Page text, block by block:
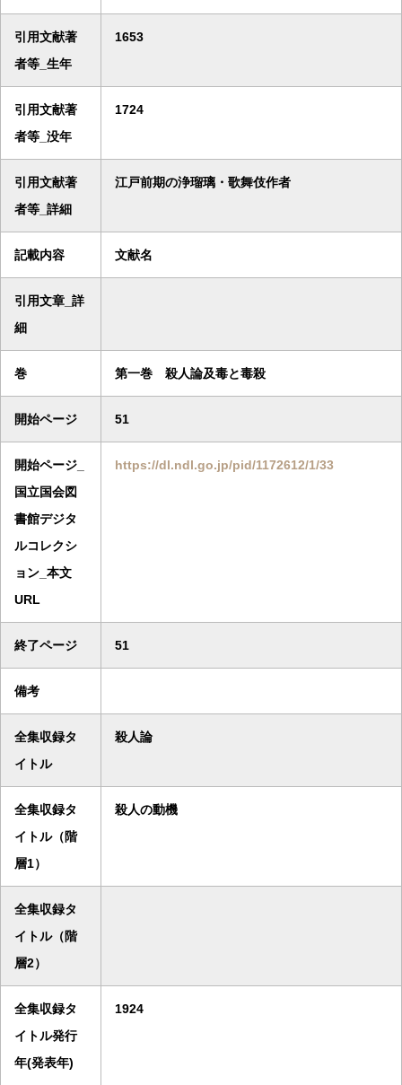
引用文献著
者等_生年
1653
引用文献著
者等_没年
1724
引用文献著
者等_詳細
江戸前期の浄瑠璃・歌舞伎作者
記載内容 文献名
引用文章_詳
細
巻 第一巻 殺人論及毒と毒殺
開始ページ 51
開始ページ_
国立国会図
書館デジタ
ルコレクシ
ョン_本文
URL
https://dl.ndl.go.jp/pid/1172612/1/33
終了ページ 51
備考
全集収録タ
イトル
殺人論
全集収録タ
イトル（階
層1）
殺人の動機
全集収録タ
イトル（階
層2）
全集収録タ
イトル発行
年(発表年)
1924